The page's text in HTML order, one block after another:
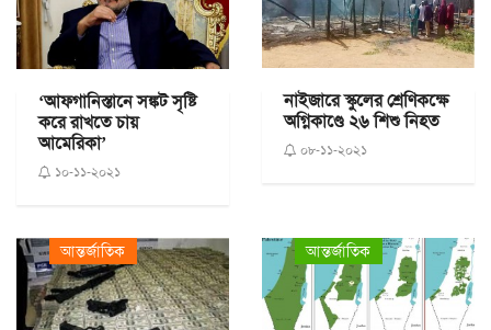
‘আফগানিস্তানে সঙ্কট সৃষ্টি
করে রাখতে চায়
আমেরিকা’
১০-১১-২০২১
নাইজারে স্কুলের শ্রেণিকক্ষে
অগ্নিকাণ্ডে ২৬ শিশু নিহত
০৮-১১-২০২১
আন্তর্জাতিক আন্তর্জাতিক